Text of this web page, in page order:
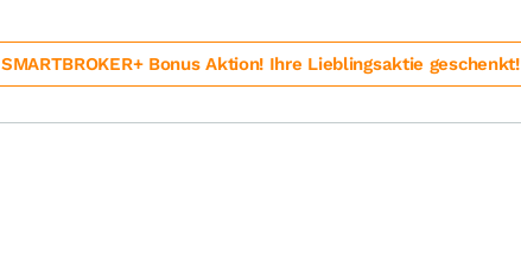
SMARTBROKER+ Bonus Aktion! Ihre Lieblingsaktie geschenkt!